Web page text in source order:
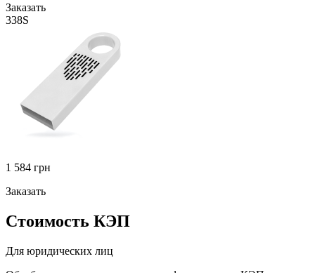
Заказать
338S
1 584 грн
Заказать
Стоимость КЭП
Для юридических лиц